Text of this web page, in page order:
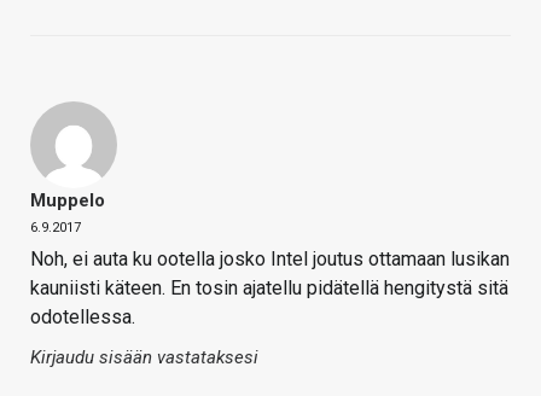
Muppelo
6.9.2017
Noh, ei auta ku ootella josko Intel joutus ottamaan lusikan
kauniisti käteen. En tosin ajatellu pidätellä hengitystä sitä
odotellessa.
Kirjaudu sisään vastataksesi